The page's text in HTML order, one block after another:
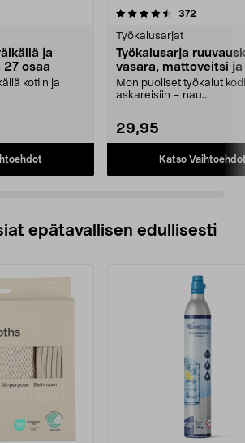
27 osaa
kotiin ja
372
Työkalusarjat
Työkalusarja
vasara, mattoveitsi
39 osaa
Monipuoliset työkalut
askareisiin – nau...
29,95
Katso
4.5 viidestä
epätavallisen edullisesti